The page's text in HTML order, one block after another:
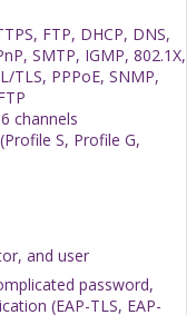
FTP, DHCP, DNS,
SMTP, IGMP, 802.1X,
TLS, PPPoE, SNMP,
channels
S, Profile G,
and user
password,
(EAP-TLS, EAP-